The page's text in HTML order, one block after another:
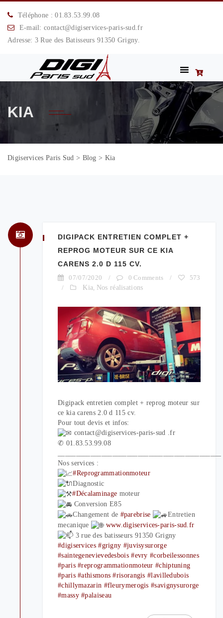
Téléphone : 01.83.53.99.08
E-mail: contact@digiservices-paris-sud.fr
Adresse: 3 Rue des Batisseurs 91350 Grigny.
KIA
Digiservices Paris Sud > Blog > Kia
DIGIPACK ENTRETIEN COMPLET +
REPROG MOTEUR SUR CE KIA
CARENS 2.0 D 115 CV.
07/07/2020 / 0 Comments /
573
/
Kia, Nos réalisations
Digipack entretien complet + reprog moteur sur
ce kia carens 2.0 d 115 cv.
Pour tout devis et infos:
contact@digiservices-paris-sud .fr
✆ 01.83.53.99.08
Nos services :
#Reprogrammationmoteur
Diagnostic
#Décalaminage moteur
Conversion E85
Changement de #parebrise
Entretien
mecanique
www.digiservices-paris-sud.fr
3 rue des batisseurs 91350 Grigny
#digiservices #grigny #juvisysurorge
#saintegenevievedesbois #evry #corbeilessonnes
#paris #reprogrammationmoteur #chiptuning
#paris #athismons #risorangis #lavilledubois
#chillymazarin #fleurymerogis #savignysurorge
#massy #palaiseau